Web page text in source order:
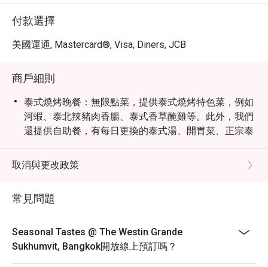
was noticeably better than what
you'd find at most buffets or those
Korean BBQ place. It's not omakase
be, but it's a cut above the buffets
fish itself was fresh and genuinely
good. A pleasant surprise was the
whole wheat muffin — excellent, and
not something I'd typically single out.
For anyone visiting Bangkok and
combines a stunning dining room
with food that delivers and service
付款選擇
美國運通, Mastercard®, Visa, Diners, JCB
商戶細則
泰式燒烤晚餐：無限點菜，提供泰式燒烤特色菜，例如
河蝦、泰北辣豬肉香腸、泰式香草醃雞等。此外，我們
還提供自助餐，有每日更換的泰式湯、開胃菜、正宗泰
式沙拉、當地甜點和泰式草本茶，為客人帶來完整的泰
式晚餐體驗。
早餐 6:00 - 10:30
晚餐 18:00 - 22:00
早午餐：12:00 - 15:00
取消與更改政策
常見問題
Seasonal Tastes @ The Westin Grande
Sukhumvit, Bangkok開放線上預訂嗎？